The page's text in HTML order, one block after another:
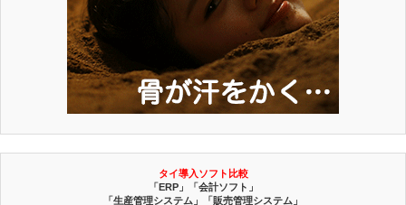
タイ導入ソフト比較
「ERP」「会計ソフト」
「生産管理システム」「販売管理システム」